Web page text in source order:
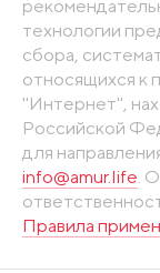
технологии
сбора,
относящихся к
"Интернет",
Российской
для
info@amur.life.
Правила